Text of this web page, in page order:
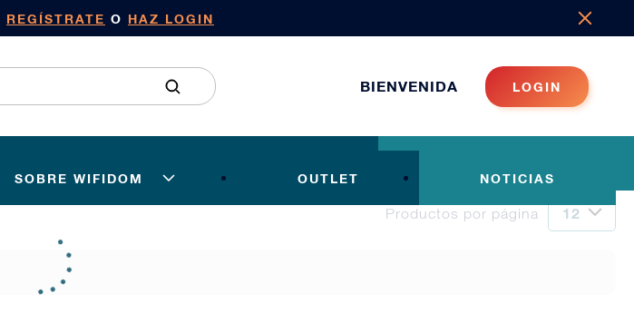
REGÍSTRATE O HAZ LOGIN
BIENVENIDA LOGIN
SOBRE WIFIDOM OUTLET NOTICIAS
Productos por página